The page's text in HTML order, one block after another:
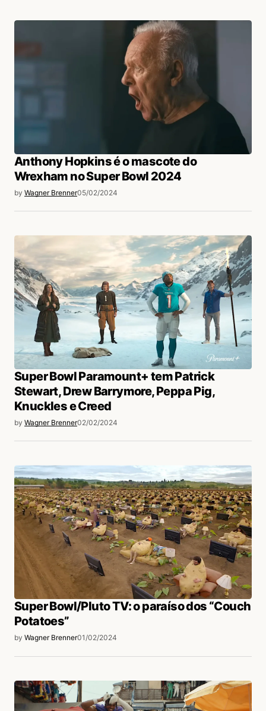
Anthony Hopkins é o mascote do
Wrexham no Super Bowl 2024
by Wagner Brenner05/02/2024
Super Bowl Paramount+ tem Patrick
Stewart, Drew Barrymore, Peppa Pig,
Knuckles e Creed
by Wagner Brenner02/02/2024
Super Bowl/Pluto TV: o paraíso dos “Couch
Potatoes”
by Wagner Brenner01/02/2024